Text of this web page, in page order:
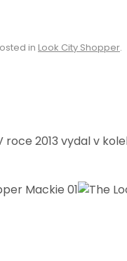
in Look City Shopper.
roce 2013 vydal v